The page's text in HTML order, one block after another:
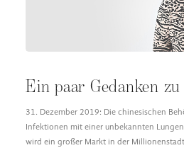
Ein paar Gedanken
31. Dezember 2019: Die chinesischen
Infektionen mit einer unbekannten
wird ein großer Markt in der